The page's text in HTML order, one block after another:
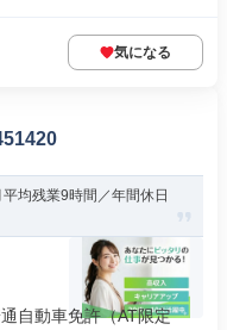
気になる
均残業9時間／年間休日
自動車免許（AT限定